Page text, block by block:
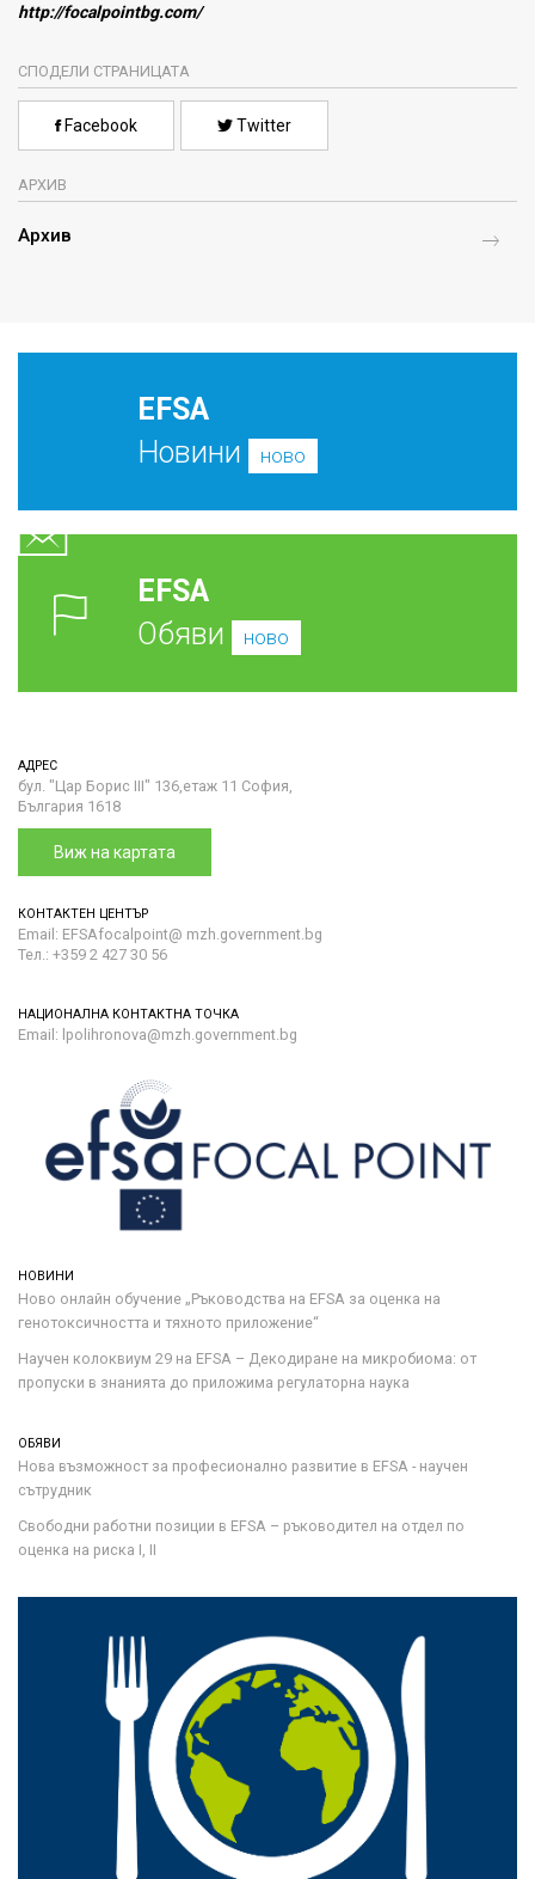
http://focalpointbg.com/
СПОДЕЛИ СТРАНИЦАТА
Facebook Twitter
АРХИВ
Архив
EFSA
Новини
ново
EFSA
Обяви
ново
АДРЕС
бул. "Цар Борис III" 136,етаж 11 София,
България 1618
Виж на картата
КОНТАКТЕН ЦЕНТЪР
Email: EFSAfocalpoint@ mzh.government.bg
Тел.: +359 2 427 30 56
НАЦИОНАЛНА КОНТАКТНА ТОЧКА
Email: lpolihronova@mzh.government.bg
НОВИНИ
Ново онлайн обучение „Ръководства на ЕFSA за оценка на
генотоксичността и тяхното приложение“
Научен колоквиум 29 на EFSA – Декодиране на микробиома: от
пропуски в знанията до приложима регулаторна наука
ОБЯВИ
Нова възможност за професионално развитие в EFSA - научен
сътрудник
Свободни работни позиции в EFSA – ръководител на отдел по
оценка на риска I, II